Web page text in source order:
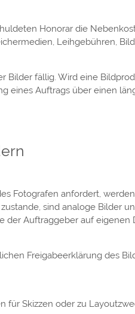
Honorar die
Leihgebühren,
Bilder fällig. Wird eine
eines Auftrags über einen
Fotografen anfordert,
sind analoge Bilder
der Auftraggeber auf eigenen
Freigabeerklärung des
für Skizzen oder zu